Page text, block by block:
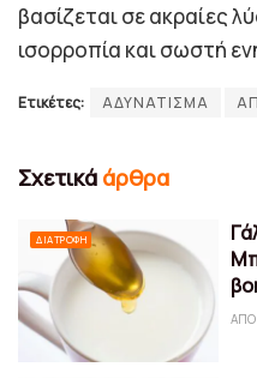
βασίζεται σε ακραίες
ισορροπία και σωστή
Ετικέτες: ΑΔΥΝΑΤΙΣΜΑ
Σχετικά άρθρα
ΔΙΑΤΡΟΦΉ
ΑΠΌ